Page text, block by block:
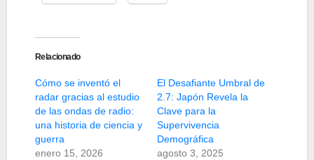
Relacionado
Cómo se inventó el
radar gracias al estudio
de las ondas de radio:
una historia de ciencia y
guerra
enero 15, 2026
El Desafiante Umbral de
2.7: Japón Revela la
Clave para la
Supervivencia
Demográfica
agosto 3, 2025